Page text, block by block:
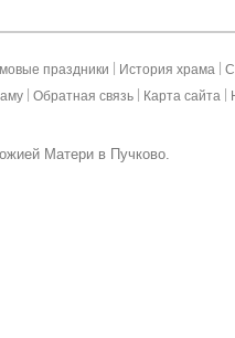
праздники История храма
Обратная связь Карта сайта
Матери в Пучково.